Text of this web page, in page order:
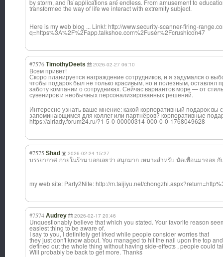
by storm, and its applications are endless. From amusement to
transformed the way of life we interact with extremity subject.
Here is my web blog ... Link!: http://www.security-scanner-firing-
q=https%3A%2F%2Fapp.talkshoe.com%2Fuser%2Fcrushicon47
#7576 TimothyDeets 2026-02-27 06:10
Всем привет!
Скоро планируется награждение сотрудников, и я задумался о
чтобы подарок был не только красивым, но и полезным, оставлял
заботу компании о сотрудниках. Сейчас вариантов море — от
сувениров и необычных персонализированных решений.
Интересно узнать ваше мнение: какой корпоративный подарок вы
запоминающимся для коллег или партнёров? корпоративные
https://airlady.forum24.ru/?1-5-0-00000314-000-0-0-1768049628
#7575 Shad 2026-02-24 15:27
บรรยากาศ ภายในร้าน บอกเลยว่า สนุกมาก เหมาะสำหรับ นัดเพื่อนมาจอย
my web site: Party2Nite: http://m.taijiyu.net/
#7574 Audrey 2026-02-17 20:46
Unquestionably believe that which you stated. Your favorite reason
easiest thing to be aware of.
I say to you, I definitely get irked while people consider worries that
they just don't know about. You managed to hit the nail upon the top and
defined out the whole thing without having side-effects , people could
Will probably be back to get more. Thanks